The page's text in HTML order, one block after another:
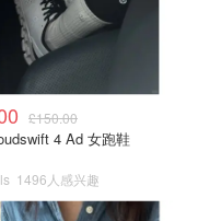
£150.00
4 Ad 女跑鞋
1496人感兴趣